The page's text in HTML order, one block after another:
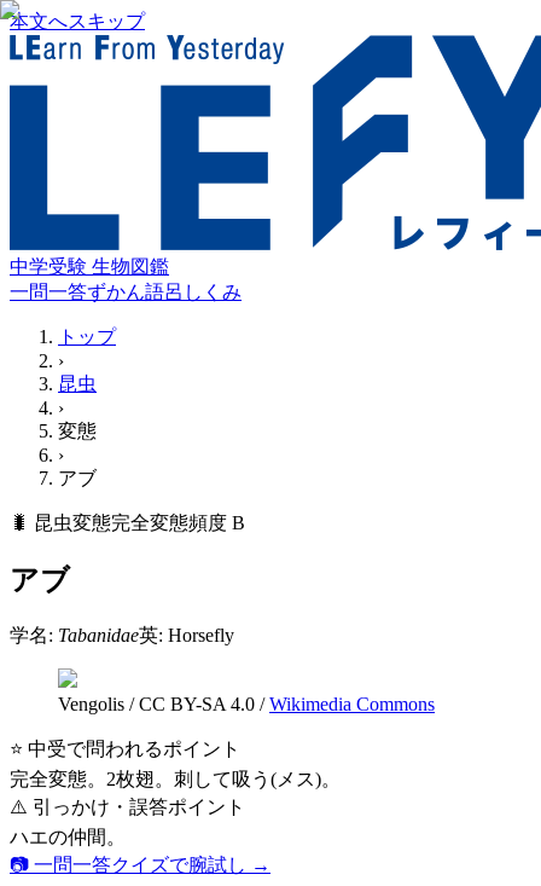
本文へスキップ
中学受験 生物図鑑
一問一答ずかん語呂 しくみ
トップ
›
昆虫
›
変態
›
アブ
🐛 昆虫変態完全変態頻度 B
アブ
学名: Tabanidae英: Horsefly
Vengolis /CC BY-SA 4.0 / Wikimedia Commons
⭐ 中受で問われるポイント
完全変態。2枚翅。刺して吸う(メス)。
⚠️ 引っかけ・誤答ポイント
ハエの仲間。
📷 一問一答クイズで腕試し →